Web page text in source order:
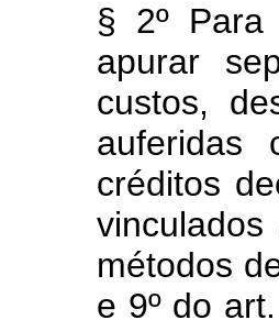
§ 2º
apurar
custos,
créditos
métodos
e 9º do